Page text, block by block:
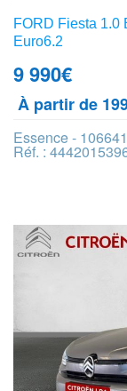
FORD Fiesta 1.0
Euro6.2
9 990€
À partir de
Essence -
Réf. :